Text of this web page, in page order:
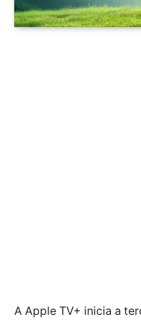
A Apple TV+ inicia a